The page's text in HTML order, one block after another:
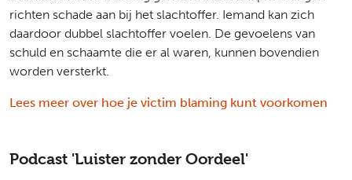
richten schade aan bij het slachtoffer. Iemand kan zich
daardoor dubbel slachtoffer voelen. De gevoelens van
schuld en schaamte die er al waren, kunnen bovendien
worden versterkt.
Lees meer over hoe je victim blaming kunt voorkomen
Podcast 'Luister zonder Oordeel'